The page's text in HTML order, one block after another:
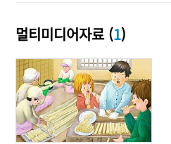
멀티미디어자료 (1)